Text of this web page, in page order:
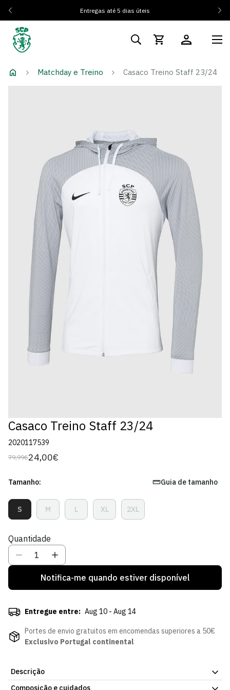
Entregas até 5 dias úteis
Matchday e Treino Casaco Treino Staff 23/24
Casaco Treino Staff 23/24
2020117539
Preço
79,99€
Preço
venda
24,00€
Tamanho: Guia de tamanho
SVariante
Esgotada
Indisponível
MVariante
Esgotada
Indisponível
LVariante
Esgotada
XL
Variante
Esgotada
2XLVariante
Esgotada
Quantidade
Notifica-me quando estiver disponível
Entregue entre: Aug 10 - Aug 14
Portes de envio gratuitos em encomendas superiores a 50€
Exclusivo Portugal continental
Descrição
Composição e cuidados